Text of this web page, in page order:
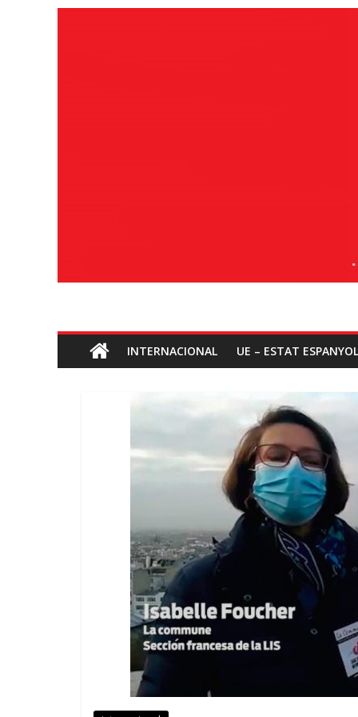
Socialisme
i
Llibertat
INTERNACIONAL UE – ESTAT ESPANYOL